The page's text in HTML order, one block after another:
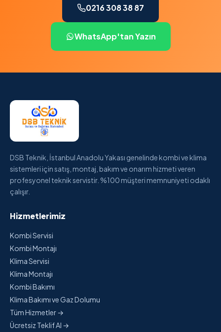
0216 308 38 87
WhatsApp'tan Yazın
DSB Teknik, İstanbul Anadolu Yakası genelinde kombi ve klima
sistemleri için satış, montaj, bakım ve onarım hizmeti veren
profesyonel teknik servistir. %100 müşteri memnuniyeti odaklı
çalışır.
Hizmetlerimiz
Kombi Servisi
Kombi Montajı
Klima Servisi
Klima Montajı
Kombi Bakımı
Klima Bakımı ve Gaz Dolumu
Tüm Hizmetler →
Ücretsiz Teklif Al →